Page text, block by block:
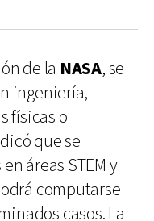
de la NASA, se
ingeniería,
físicas o
que se
áreas STEM y
computarse
casos. La